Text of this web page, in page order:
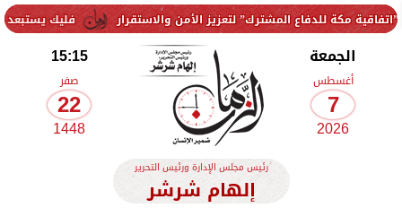
فليك يستبعد 3 لاعبين من معسكر برشلونة.. ومفاجأة بشأن حمزة عبد الكريم المشترك” لتعزيز الأمن والاستقرار
الجمعة
أغسطس
7
2026
15:15
صفر
22
1448
رئيس مجلس الإدارة ورئيس التحرير
إلهام شرشر